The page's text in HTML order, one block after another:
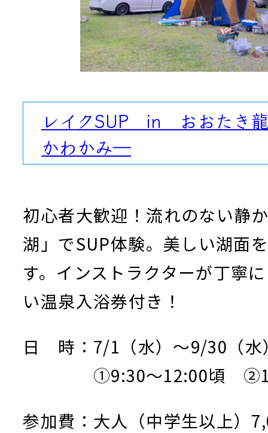
レイクSUP in おおたき
かわかみ―
初心者大歓迎！流れのない静
湖」でSUP体験。美しい湖面
す。インストラクターが丁寧
い温泉入浴券付き！
日 時：7/1（水）～9/30（水
①9:30～12:00頃
参加費：大人（中学生以上）